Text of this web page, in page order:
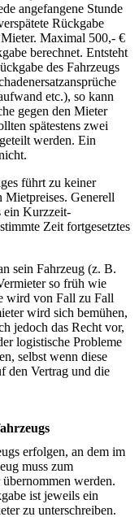
angefangene Stunde
Rückgabe
Maximal 500,- €
berechnet. Entsteht
des Fahrzeugs
etc.), so kann
gegen den Mieter
spätestens zwei
werden. Ein
führt zu keiner
Generell
ein Kurzzeit-
Zeit fortgesetztes
sein Fahrzeug (z. B.
so früh wie
wird von Fall zu Fall
wird sich bemühen,
jedoch das Recht vor,
logistische Probleme
selbst wenn diese
den Vertrag und die
erfolgen, an dem im
muss zum
werden.
ist jeweils ein
zu unterschreiben.